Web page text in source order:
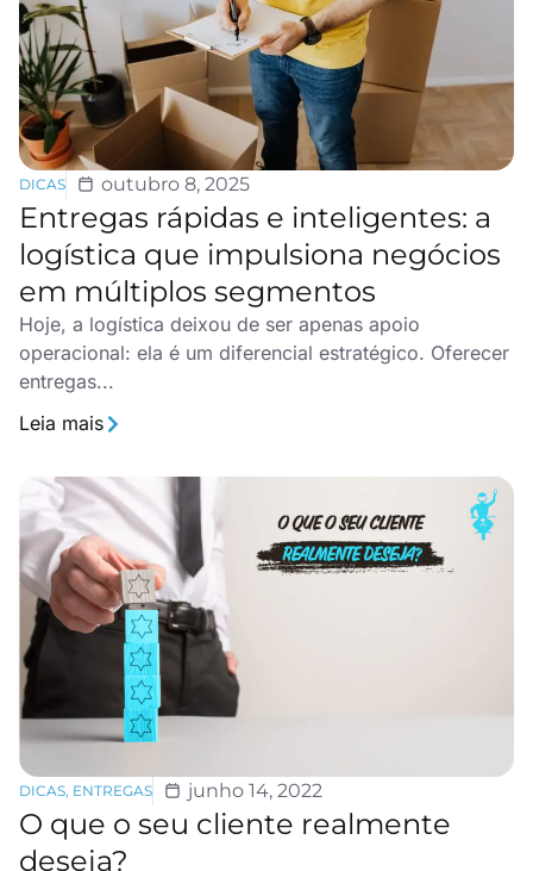
DICAS outubro 8, 2025
Entregas rápidas e inteligentes: a
logística que impulsiona negócios
em múltiplos segmentos
Hoje, a logística deixou de ser apenas apoio
operacional: ela é um diferencial estratégico. Oferecer
entregas...
Leia mais
DICAS, ENTREGAS junho 14, 2022
O que o seu cliente realmente
deseja?